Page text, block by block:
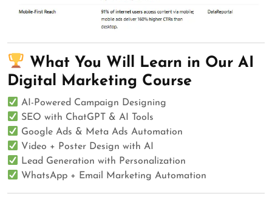
What You Will Learn in Our AI
Digital Marketing Course
AI-Powered Campaign Designing
SEO with ChatGPT & AI Tools
Google Ads & Meta Ads Automation
Video + Poster Design with AI
Lead Generation with Personalization
WhatsApp + Email Marketing Automation